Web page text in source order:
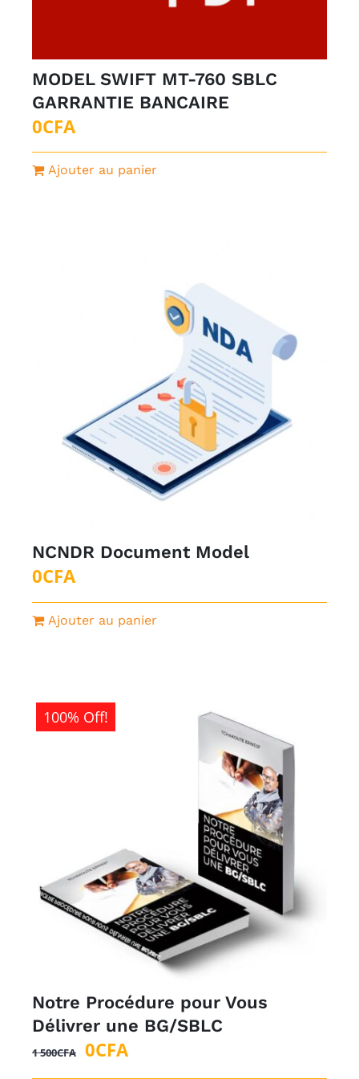
MODEL SWIFT MT-760 SBLC
GARRANTIE BANCAIRE
0CFA
Ajouter au panier
NCNDR Document Model
0CFA
Ajouter au panier
100% Off!
Notre Procédure pour Vous
Délivrer une BG/SBLC
1 500CFA
Le
prix
0CFALe
prix